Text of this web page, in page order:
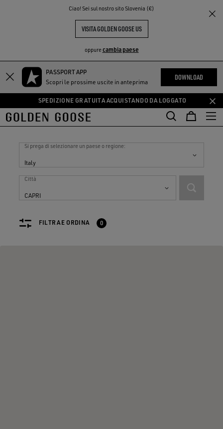
Ciao! Sei sul nostro sito Slovenia (€)
VISITA GOLDEN GOOSE US
oppurecambia paese
Vai
contenuto
principale
Vai
contenuto
del
piè
pagina
PASSPORT APP
Scopri le prossime uscite in anteprima
DOWNLOAD
SPEDIZIONE GRATUITA ACQUISTANDO DA LOGGATO
THE
COMMUNITY
Negozi inItaly
Italy
Si prega di selezionare un paese o regione:
CAPRI
Città
FILTRA E ORDINA 0